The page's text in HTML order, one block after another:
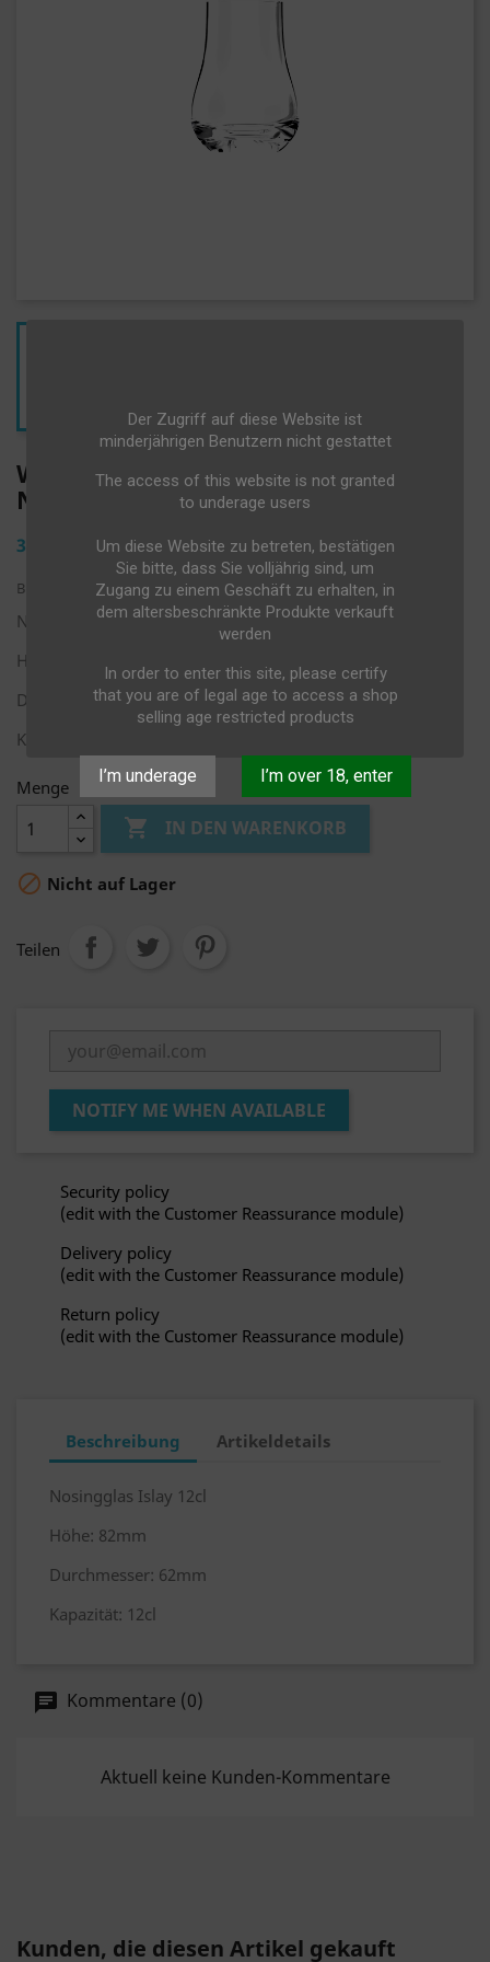
Der Zugriff auf diese Website ist
minderjährigen Benutzern nicht gestattet
The access of this website is not granted
to underage users
Um diese Website zu betreten, bestätigen
Sie bitte, dass Sie volljährig sind, um
Zugang zu einem Geschäft zu erhalten, in
dem altersbeschränkte Produkte verkauft
werden
In order to enter this site, please certify
that you are of legal age to access a shop
selling age restricted products
I’m underage I’m over 18, enter
WHISKYGLAS ISLAY 12CL -
NOSINGGLAS
3,50 €
Bruttopreis
Nosingglas Islay 12cl
Höhe: 82mm
Durchmesser: 62mm
Kapazität: 12cl
Menge
 IN DEN WARENKORB
 Nicht auf Lager
Teilen
NOTIFY ME WHEN AVAILABLE
Security policy
(edit with the Customer Reassurance module)
Delivery policy
(edit with the Customer Reassurance module)
Return policy
(edit with the Customer Reassurance module)
Beschreibung Artikeldetails
Nosingglas Islay 12cl
Höhe: 82mm
Durchmesser: 62mm
Kapazität: 12cl
Kommentare (0)
Aktuell keine Kunden-Kommentare
Kunden, die diesen Artikel gekauft